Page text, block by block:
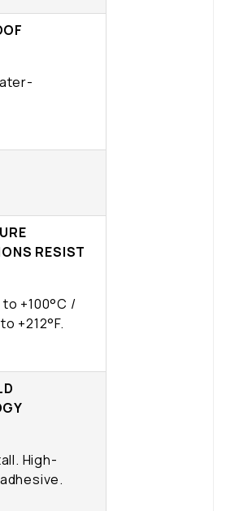
RESIST
+100°C /
+212°F.
High-